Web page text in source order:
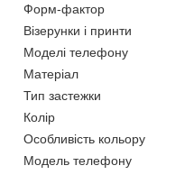
Форм-фактор
Візерунки і принти
Моделі телефону
Матеріал
Тип застежки
Колір
Особливість кольору
Модель телефону